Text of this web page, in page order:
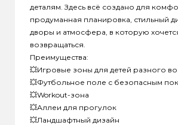
деталям. Здесь всё создано для
продуманная планировка, стильный
дворы и атмосфера, в которую
возвращаться.
Преимущества:
💥Игровые зоны для детей разного
💥Футбольное поле с безопасным
💥Workout-зона
💥Аллеи для прогулок
💥Ландшафтный дизайн